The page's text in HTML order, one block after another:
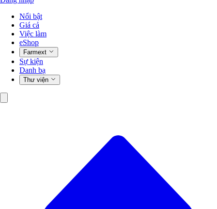
Nổi bật
Giá cả
Việc làm
eShop
Farmext
Sự kiện
Danh bạ
Thư viện